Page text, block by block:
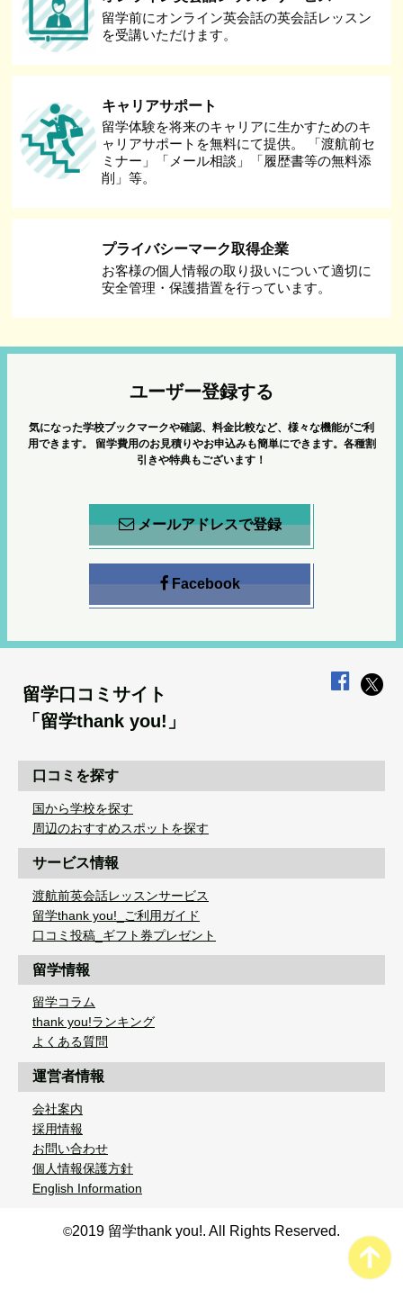
留学前にオンライン英会話の英会話レッスン
を受講いただけます。
キャリアサポート
留学体験を将来のキャリアに生かすためのキ
ャリアサポートを無料にて提供。 「渡航前セ
ミナー」「メール相談」「履歴書等の無料添
削」等。
プライバシーマーク取得企業
お客様の個人情報の取り扱いについて適切に
安全管理・保護措置を行っています。
ユーザー登録する
気になった学校ブックマークや確認、料金比較など、様々な機能がご利
用できます。
留学費用のお見積りやお申込みも簡単にできます。各種割
引きや特典もございます！
メールアドレスで登録
Facebook
留学口コミサイト
「留学thank you!」
口コミを探す
国から学校を探す
周辺のおすすめスポットを探す
サービス情報
渡航前英会話レッスンサービス
留学thank you!_ご利用ガイド
口コミ投稿_ギフト券プレゼント
留学情報
留学コラム
thank you!ランキング
よくある質問
運営者情報
会社案内
採用情報
お問い合わせ
個人情報保護方針
English Information
©2019 留学thank you!. All Rights Reserved.